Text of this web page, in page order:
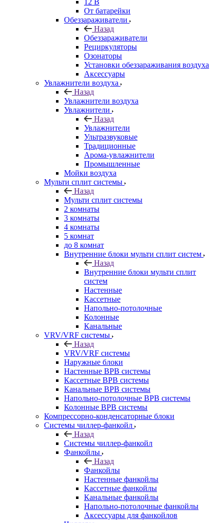
12 В
От батарейки
Обеззараживатели
Назад
Обеззараживатели
Рециркуляторы
Озонаторы
Установки обеззараживания воздуха
Аксессуары
Увлажнители воздуха
Назад
Увлажнители воздуха
Увлажнители
Назад
Увлажнители
Ультразвуковые
Традиционные
Арома-увлажнители
Промышленные
Мойки воздуха
Мульти сплит системы
Назад
Мульти сплит системы
2 комнаты
3 комнаты
4 комнаты
5 комнат
до 8 комнат
Внутренние блоки мульти сплит систем
Назад
Внутренние блоки мульти сплит
систем
Настенные
Кассетные
Напольно-потолочные
Колонные
Канальные
VRV/VRF системы
Назад
VRV/VRF системы
Наружные блоки
Настенные ВРВ системы
Кассетные ВРВ системы
Канальные ВРВ системы
Напольно-потолочные ВРВ системы
Колонные ВРВ системы
Компрессорно-конденсаторные блоки
Системы чиллер-фанкойл
Назад
Системы чиллер-фанкойл
Фанкойлы
Назад
Фанкойлы
Настенные фанкойлы
Кассетные фанкойлы
Канальные фанкойлы
Напольно-потолочные фанкойлы
Аксессуары для фанкойлов